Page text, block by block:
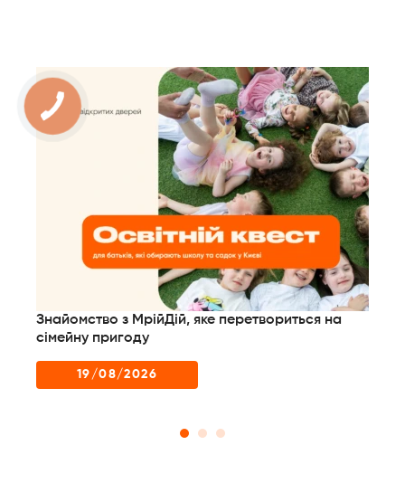
Знайомство з МрійДій, яке перетвориться на
сімейну пригоду
19/08/2026